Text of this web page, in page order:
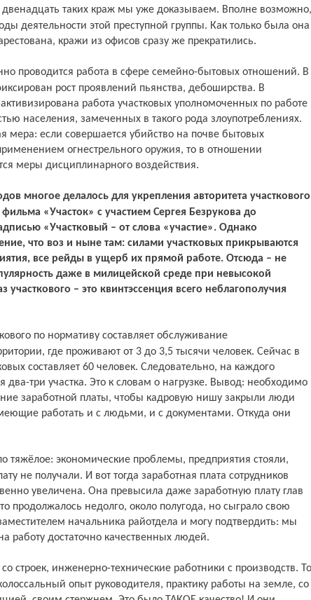
деятельности этой преступной группы. Как только была она
кражи из офисов сразу же прекратились.
рост проявлений пьянства, дебоширства. В
работа участковых уполномоченных по работе
населения, замеченных в такого рода злоупотреблениях.
мера: если совершается убийство на почве бытовых
огнестрельного оружия, то в отношении
меры дисциплинарного воздействия.
«Участок» с участием Сергея Безрукова до
«Участковый – от слова «участие». Однако
что воз и ныне там: силами участковых прикрываются
все рейды в ущерб их прямой работе. Отсюда – не
даже в милицейской среде при невысокой
участкового – это квинт­эссенция всего неблагополучия
где проживают от 3 до 3,5 тысячи человек. Сейчас в
составляет 60 человек. Следовательно, на каждого
два-три участка. Это к словам о нагрузке. Вывод: необходимо
заработной платы, чтобы кадровую нишу закрыли люди
работать и с людьми, и с документами. Откуда они
не получали. И вот тогда заработная плата сотрудников
увеличена. Она превысила даже заработную плату глав
продолжалось недолго, около полугода, но сыграло свою
начальника райотдела и могу подтвердить: мы
работу достаточно качественных людей.
опыт руководителя, практику работы на земле, со